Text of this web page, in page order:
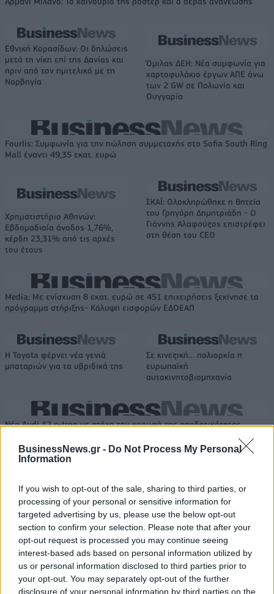
BusinessNews.gr - Do Not Process My Personal
Information
If you wish to opt-out of the sale, sharing to third parties, or
processing of your personal or sensitive information for
targeted advertising by us, please use the below opt-out
section to confirm your selection. Please note that after your
opt-out request is processed you may continue seeing
interest-based ads based on personal information utilized by
us or personal information disclosed to third parties prior to
your opt-out. You may separately opt-out of the further
disclosure of your personal information by third parties on the
Εθνική Κορασίδων: Οι δηλώσεις
μετά τη νίκη επί της Δανίας και
πριν από τον ημιτελικό με τη
Νορβηγία
Όμιλος ΔΕΗ: Νέα συμφωνία για
χαρτοφυλάκιο έργων ΑΠΕ άνω
των 2 GW σε Πολωνία και
Ουγγαρία
Fourlis: Συμφωνία για την πώληση συμμετοχής στο Sofia South Ring
Mall έναντι 49,35 εκατ. ευρώ
Χρηματιστήριο Αθηνών:
Εβδομαδιαία άνοδος 1,76%,
κέρδη 23,31% από τις αρχές
του έτους
ΣΚΑΪ: Ολοκληρώθηκε η θητεία
του Γρηγόρη Δημητριάδη - Ο
Γιάννης Αλαφούζος επιστρέφει
στη θέση του CEO
Media: Με ενίσχυση 8 εκατ. ευρώ σε 451 επιχειρήσεις ξεκίνησε το
πρόγραμμα στήριξης- Κάλυψη εισφορών ΕΔΟΕΑΠ
Η Toyota φέρνει νέα γενιά
μπαταριών για τα υβριδικά της
Σε κινεζική… πολιορκία η
ευρωπαϊκή
αυτοκινητοβιομηχανία
Νέο Audi A2 e-tron με στόχο την κορυφή της αποδοτικότητας
ημιτελικό με τη Νορβηγία
Ελληνική Αναπτυξιακή Τράπεζα: Με «προίκα» 2 δισ. ευρώ ανοίγει
δρόμο για δάνεια έως 5 δισ. σε μικρομεσαίες